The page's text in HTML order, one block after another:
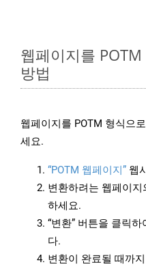
웹페이지를
방법
웹페이지를 POTM 형식으
세요.
“POTM 웹페이지” 웹
변환하려는 웹페이지
하세요.
“변환” 버튼을 클릭
다.
변환이 완료될 때까